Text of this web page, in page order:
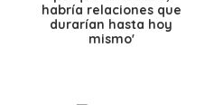
habría relaciones que
durarían hasta hoy
mismo'